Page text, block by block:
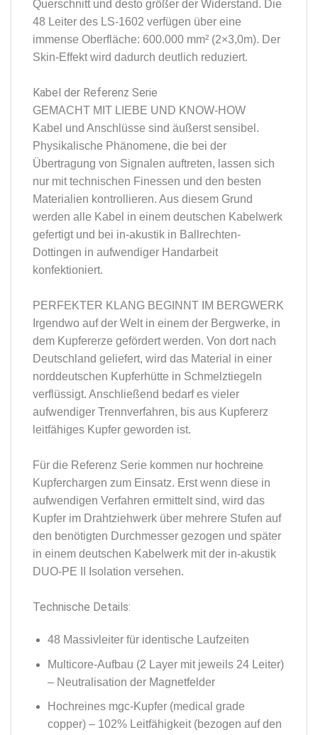
Querschnitt und desto größer der Widerstand. Die
48 Leiter des LS-1602 verfügen über eine
immense Oberfläche: 600.000 mm² (2×3,0m). Der
Skin-Effekt wird dadurch deutlich reduziert.
Kabel der Referenz Serie
GEMACHT MIT LIEBE UND KNOW-HOW
Kabel und Anschlüsse sind äußerst sensibel.
Physikalische Phänomene, die bei der
Übertragung von Signalen auftreten, lassen sich
nur mit technischen Finessen und den besten
Materialien kontrollieren. Aus diesem Grund
werden alle Kabel in einem deutschen Kabelwerk
gefertigt und bei in-akustik in Ballrechten-
Dottingen in aufwendiger Handarbeit
konfektioniert.
PERFEKTER KLANG BEGINNT IM BERGWERK
Irgendwo auf der Welt in einem der Bergwerke, in
dem Kupfererze gefördert werden. Von dort nach
Deutschland geliefert, wird das Material in einer
norddeutschen Kupferhütte in Schmelztiegeln
verflüssigt. Anschließend bedarf es vieler
aufwendiger Trennverfahren, bis aus Kupfererz
leitfähiges Kupfer geworden ist.
Für die Referenz Serie kommen nur hochreine
Kupferchargen zum Einsatz. Erst wenn diese in
aufwendigen Verfahren ermittelt sind, wird das
Kupfer im Drahtziehwerk über mehrere Stufen auf
den benötigten Durchmesser gezogen und später
in einem deutschen Kabelwerk mit der in-akustik
DUO-PE II Isolation versehen.
Technische Details:
48 Massivleiter für identische Laufzeiten
Multicore-Aufbau (2 Layer mit jeweils 24 Leiter)
– Neutralisation der Magnetfelder
Hochreines mgc-Kupfer (medical grade
copper) – 102% Leitfähigkeit (bezogen auf den